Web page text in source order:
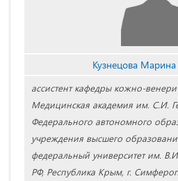
Кузнецова
ассистент кафедры кожно-
Медицинская академия им. С.И.
Федерального автономного
учреждения высшего
федеральный университет им.
РФ, Республика Крым, г.